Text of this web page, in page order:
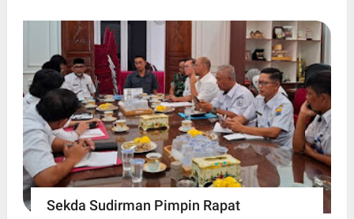
Sekda Sudirman Pimpin Rapat